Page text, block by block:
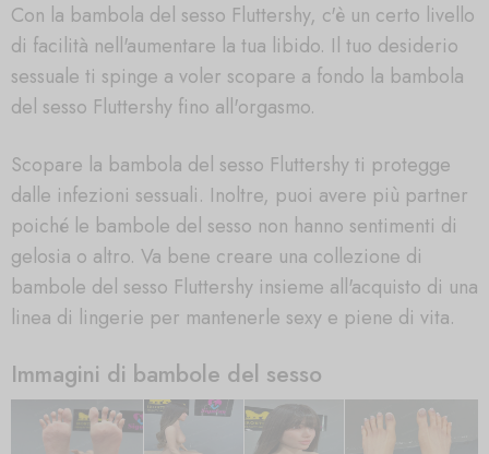
Con la bambola del sesso Fluttershy, c'è un certo livello
di facilità nell'aumentare la tua libido. Il tuo desiderio
sessuale ti spinge a voler scopare a fondo la bambola
del sesso Fluttershy fino all'orgasmo.
Scopare la bambola del sesso Fluttershy ti protegge
dalle infezioni sessuali. Inoltre, puoi avere più partner
poiché le bambole del sesso non hanno sentimenti di
gelosia o altro. Va bene creare una collezione di
bambole del sesso Fluttershy insieme all'acquisto di una
linea di lingerie per mantenerle sexy e piene di vita.
Immagini di bambole del sesso